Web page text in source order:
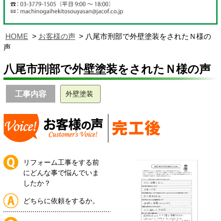
HOME お客様の声
八尾市刑部で外壁塗装をされたＮ様の
声
八尾市刑部で外壁塗装をされたＮ様の声
工事内容 外壁塗装
リフォーム工事をする前
にどんな事で悩んでいま
したか？
どちらに依頼をするか。